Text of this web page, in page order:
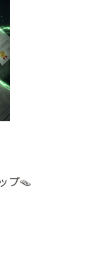
プ🪤